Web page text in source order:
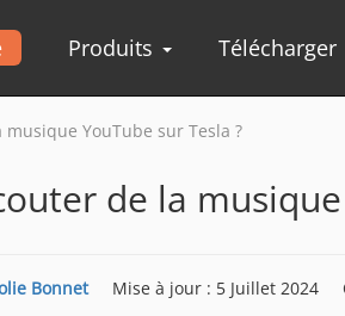
Produits Télécharger
YouTube sur Tesla ?
de la
Bonnet Mise à jour : 5 Juillet 2024